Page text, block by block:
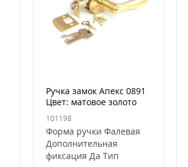
Ручка замок Апекс 0891
Цвет: матовое золото
(GM)
101198
Форма ручки Фалевая
Дополнительная
фиксация Да Тип